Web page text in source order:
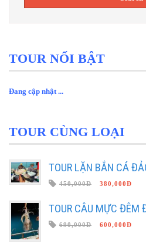
TOUR NỔI BẬT
Đang cập nhật ...
TOUR CÙNG LOẠI
TOUR LẶN BẮN CÁ
450,000Đ 380,000Đ
TOUR CÂU MỰC ĐÊM
690,000Đ 600,000Đ